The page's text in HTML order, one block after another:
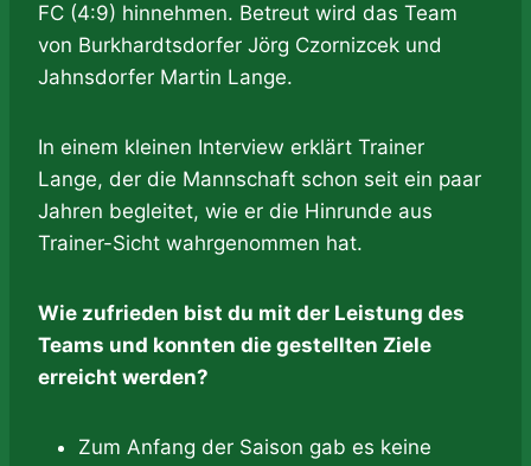
FC (4:9) hinnehmen. Betreut wird das Team
von Burkhardtsdorfer Jörg Czornizcek und
Jahnsdorfer Martin Lange.
In einem kleinen Interview erklärt Trainer
Lange, der die Mannschaft schon seit ein paar
Jahren begleitet, wie er die Hinrunde aus
Trainer-Sicht wahrgenommen hat.
Wie zufrieden bist du mit der Leistung des
Teams und konnten die gestellten Ziele
erreicht werden?
Zum Anfang der Saison gab es keine